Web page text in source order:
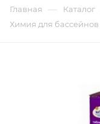
Главная — Каталог
Химия для бассейнов